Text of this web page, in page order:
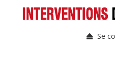
Menu
Se